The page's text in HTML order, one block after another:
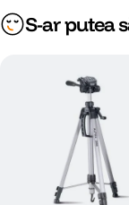
S-ar putea